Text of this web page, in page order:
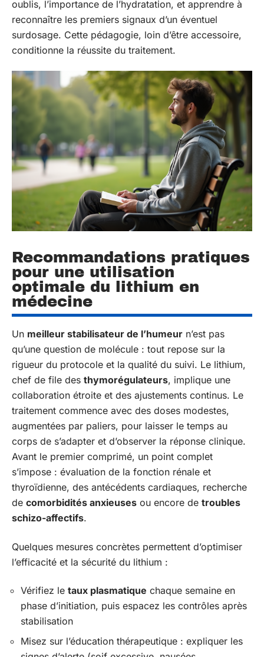
oublis, l’importance de l’hydratation, et apprendre à
reconnaître les premiers signaux d’un éventuel
surdosage. Cette pédagogie, loin d’être accessoire,
conditionne la réussite du traitement.
Recommandations pratiques
pour une utilisation
optimale du lithium en
médecine
Un meilleur stabilisateur de l’humeur n’est pas
qu’une question de molécule : tout repose sur la
rigueur du protocole et la qualité du suivi. Le lithium,
chef de file des thymorégulateurs, implique une
collaboration étroite et des ajustements continus. Le
traitement commence avec des doses modestes,
augmentées par paliers, pour laisser le temps au
corps de s’adapter et d’observer la réponse clinique.
Avant le premier comprimé, un point complet
s’impose : évaluation de la fonction rénale et
thyroïdienne, des antécédents cardiaques, recherche
de comorbidités anxieuses ou encore de troubles
schizo-affectifs.
Quelques mesures concrètes permettent d’optimiser
l’efficacité et la sécurité du lithium :
Vérifiez le taux plasmatique chaque semaine en
phase d’initiation, puis espacez les contrôles après
stabilisation
Misez sur l’éducation thérapeutique : expliquer les